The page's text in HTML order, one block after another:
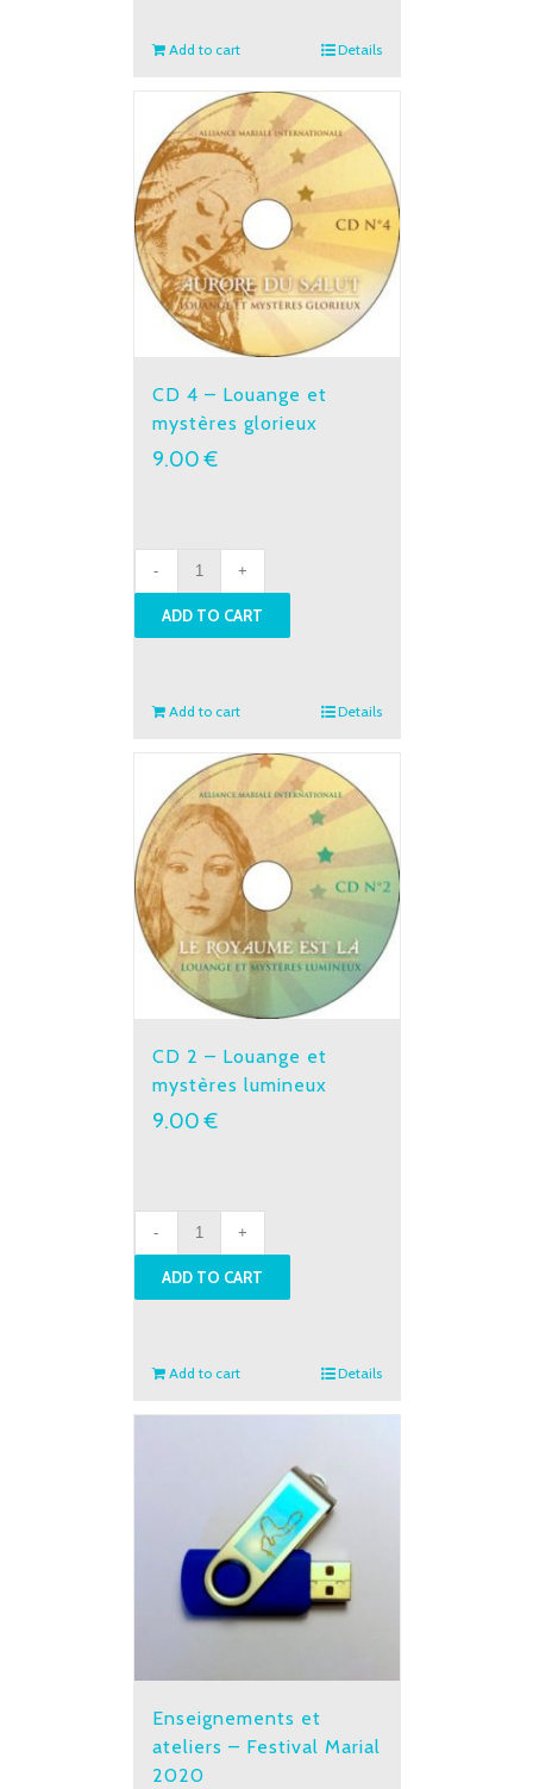
mystères
quantity
Add to cart Details
CD 4 – Louange et
mystères glorieux
9.00€
CD
4
-
mystères
quantity
ADD TO CART
Add to cart Details
CD 2 – Louange et
mystères lumineux
9.00€
CD
2
-
mystères
ADD TO CART
Add to cart Details
Enseignements et
ateliers – Festival Marial
2020